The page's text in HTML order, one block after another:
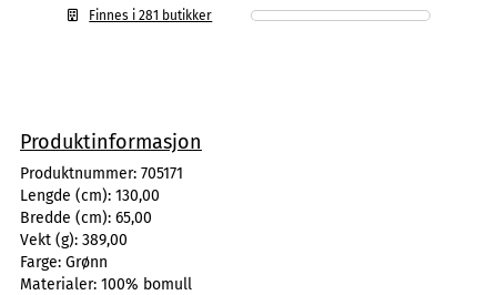
Finnes i 281 butikker
Produktinformasjon
Produktnummer: 705171
Lengde (cm): 130,00
Bredde (cm): 65,00
Vekt (g): 389,00
Farge: Grønn
Materialer: 100% bomull